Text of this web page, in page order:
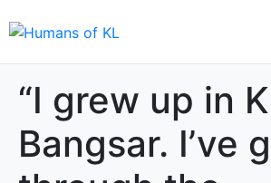
“I grew up in
Bangsar. I’ve